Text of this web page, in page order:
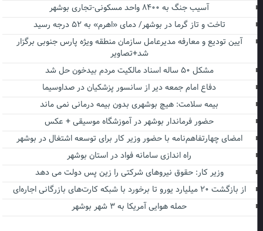
آسیب جنگ به ۸۴۰۰ واحد مسکونی-تجاری بوشهر
تاخت و تاز گرما در بوشهر/ دمای «اهرم» به ۵۲ درجه رسید
آیین تودیع و معارفه مدیرعامل سازمان منطقه ویژه پارس جنوبی برگزار
شد+تصاویر
مشکل ۵۰ ساله اسناد مالکیت مردم بیدخون حل شد
دفاع امام جمعه دیر از سانسور پزشکیان در صداوسیما
بیمه سلامت: هیچ بوشهری بدون بیمه درمانی نمی ماند
حضور فرماندار بوشهر در آموزشگاه موسیقی + عکس
امضای چهارتفاهم‌نامه با حضور وزیر کار برای توسعه اشتغال در بوشهر
راه اندازی سامانه فواد در استان بوشهر
وزیر کار: حقوق نیروهای شرکتی را زین پس دولت می دهد
از بازگشت ۲۰ میلیارد یورو تا برخورد با شبکه کارت‌های بازرگانی اجاره‌ای
حمله هوایی آمریکا به ۳ شهر بوشهر